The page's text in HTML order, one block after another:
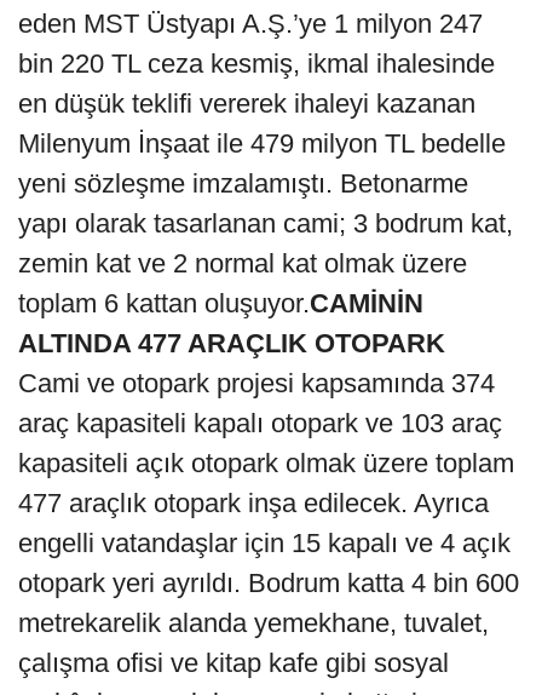
eden MST Üstyapı A.Ş.’ye 1 milyon 247
bin 220 TL ceza kesmiş, ikmal ihalesinde
en düşük teklifi vererek ihaleyi kazanan
Milenyum İnşaat ile 479 milyon TL bedelle
yeni sözleşme imzalamıştı. Betonarme
yapı olarak tasarlanan cami; 3 bodrum kat,
zemin kat ve 2 normal kat olmak üzere
toplam 6 kattan oluşuyor.CAMİNİN
ALTINDA 477 ARAÇLIK OTOPARK
Cami ve otopark projesi kapsamında 374
araç kapasiteli kapalı otopark ve 103 araç
kapasiteli açık otopark olmak üzere toplam
477 araçlık otopark inşa edilecek. Ayrıca
engelli vatandaşlar için 15 kapalı ve 4 açık
otopark yeri ayrıldı. Bodrum katta 4 bin 600
metrekarelik alanda yemekhane, tuvalet,
çalışma ofisi ve kitap kafe gibi sosyal